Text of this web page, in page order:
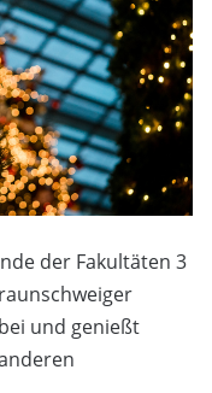
der Fakultäten 3
und genießt